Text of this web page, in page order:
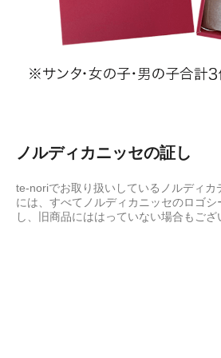
ノルディカニッセの証し
te-noriでお取り扱いしているノルディ
には、すべてノルディカニッセのロゴ
し、旧商品にははっていない場合もござ